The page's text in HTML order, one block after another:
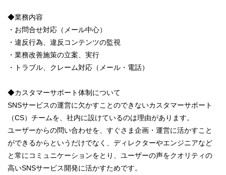
◆業務内容
・お問合せ対応（メール中心）
・違反行為、違反コンテンツの監視
・業務改善施策の立案、実行
・トラブル、クレーム対応（メール・電話）
◆カスタマーサポート体制について
SNSサービスの運営に欠かすことのできないカスタマーサポート
（CS）チームを、社内に設けているのは理由があります。
ユーザーからの問い合わせを、すぐさま企画・運営に活かすこと
ができるからというだけでなく、ディレクターやエンジニアなど
と常にコミュニケーションをとり、ユーザーの声をクオリティの
高いSNSサービス開発に活かすためです。